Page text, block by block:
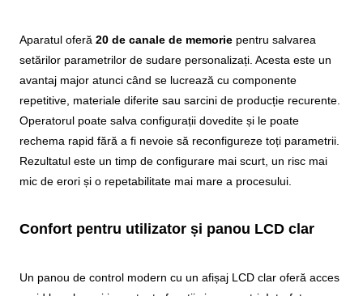
Aparatul oferă 20 de canale de memorie pentru salvarea
setărilor parametrilor de sudare personalizați. Acesta este un
avantaj major atunci când se lucrează cu componente
repetitive, materiale diferite sau sarcini de producție recurente.
Operatorul poate salva configurații dovedite și le poate
rechema rapid fără a fi nevoie să reconfigureze toți parametrii.
Rezultatul este un timp de configurare mai scurt, un risc mai
mic de erori și o repetabilitate mai mare a procesului.
Confort pentru utilizator și panou LCD clar
Un panou de control modern cu un afișaj LCD clar oferă acces